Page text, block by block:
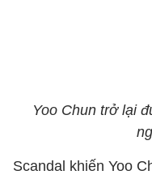
Yoo Chun trở lại
Scandal khiến Yoo